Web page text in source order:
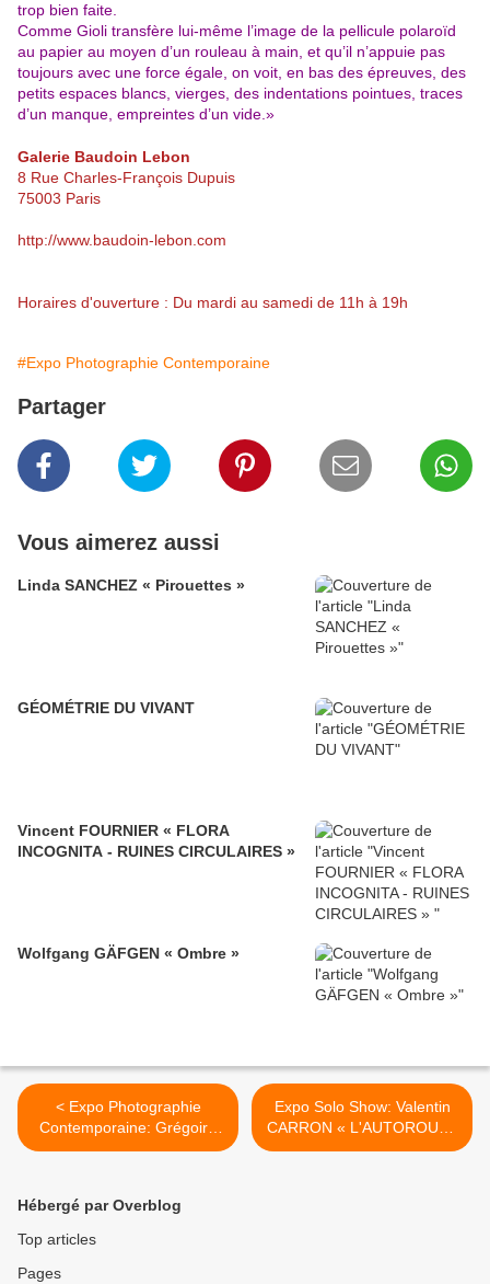
trop bien faite.
Comme Gioli transfère lui-même l’image de la pellicule polaroïd
au papier au moyen d’un rouleau à main, et qu’il n’appuie pas
toujours avec une force égale, on voit, en bas des épreuves, des
petits espaces blancs, vierges, des indentations pointues, traces
d’un manque, empreintes d’un vide.»
Galerie Baudoin Lebon
8 Rue Charles-François Dupuis
75003 Paris
http://www.baudoin-lebon.com
Horaires d'ouverture : Du mardi au samedi de 11h à 19h
#Expo Photographie Contemporaine
Partager
Vous aimerez aussi
Linda SANCHEZ « Pirouettes »
GÉOMÉTRIE DU VIVANT
Vincent FOURNIER « FLORA
INCOGNITA - RUINES CIRCULAIRES »
Wolfgang GÄFGEN « Ombre »
< Expo Photographie
Contemporaine: Grégoire
KORGANOW "Père et Fils"
Expo Solo Show: Valentin
CARRON « L'AUTOROUTE
DU SOLEIL À MINUIT » >
Hébergé par Overblog
Top articles
Pages